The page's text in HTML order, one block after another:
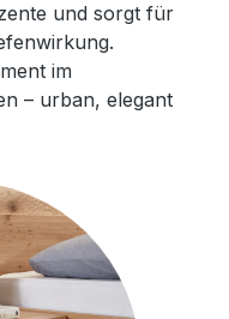
und sorgt für
im
– urban, elegant